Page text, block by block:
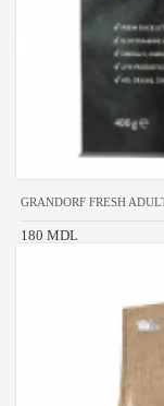
GRANDORF FRESH
180 MDL